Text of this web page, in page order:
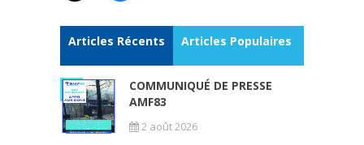
Articles Récents Articles Populaires
COMMUNIQUÉ DE PRESSE
AMF83
2 août 2026